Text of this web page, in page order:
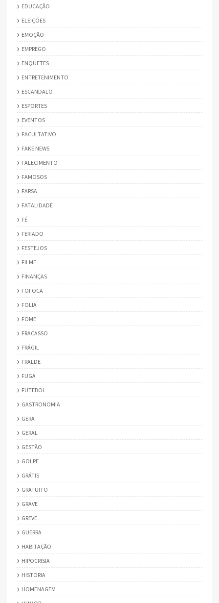
EDUCAÇÃO
ELEIÇÕES
EMOÇÃO
EMPREGO
ENQUETES
ENTRETENIMENTO
ESCANDALO
ESPORTES
EVENTOS
FACULTATIVO
FAKE NEWS
FALECIMENTO
FAMOSOS
FARSA
FATALIDADE
FÉ
FERIADO
FESTEJOS
FILME
FINANÇAS
FOFOCA
FOLIA
FOME
FRACASSO
FRÁGIL
FRALDE
FUGA
FUTEBOL
GASTRONOMIA
GERA
GERAL
GESTÃO
GOLPE
GRÁTIS
GRATUITO
GRAVE
GREVE
GUERRA
HABITAÇÃO
HIPOCRISIA
HISTORIA
HOMENAGEM